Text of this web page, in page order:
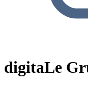
digitaLe